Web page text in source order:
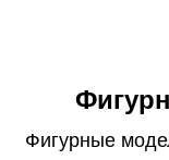
Фигурные